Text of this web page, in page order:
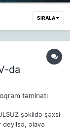
SIRALA
da
təminatı
şəkildə şəxsi
deyilsə, əlavə